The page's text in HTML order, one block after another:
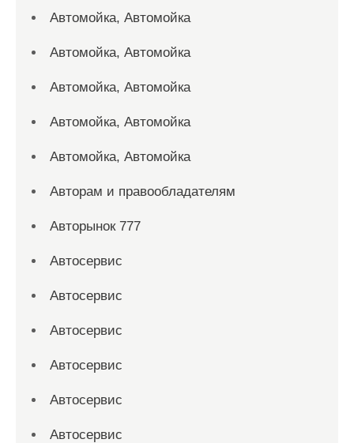
Автомойка, Автомойка
Автомойка, Автомойка
Автомойка, Автомойка
Автомойка, Автомойка
Автомойка, Автомойка
Авторам и правообладателям
Авторынок 777
Автосервис
Автосервис
Автосервис
Автосервис
Автосервис
Автосервис